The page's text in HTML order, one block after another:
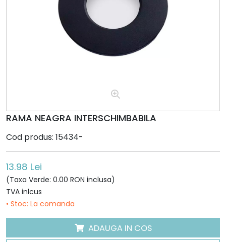
RAMA NEAGRA INTERSCHIMBABILA
Cod produs: 15434-
13.98 Lei
(Taxa Verde: 0.00 RON inclusa)
TVA inlcus
• Stoc: La comanda
ADAUGA IN COS